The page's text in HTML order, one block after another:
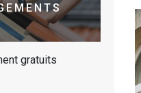
gratuits